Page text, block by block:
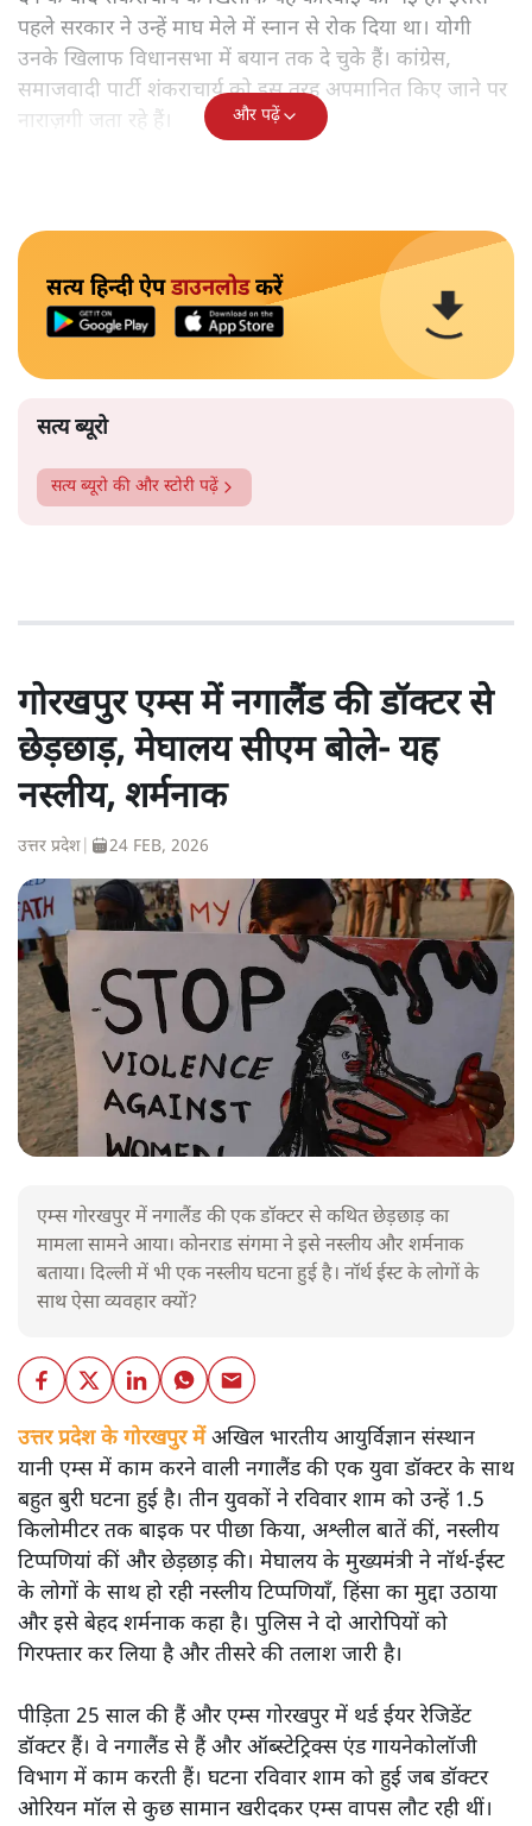
पहले सरकार ने उन्हें माघ मेले में स्नान से रोक दिया था। योगी
उनके खिलाफ विधानसभा में बयान तक दे चुके हैं। कांग्रेस,
समाजवादी पार्टी शंकराचार्य को इस तरह अपमानित किए जाने पर
नाराज़गी जता रहे हैं।
और पढ़ें
सत्य हिन्दी ऐपडाउनलोडकरें
सत्य ब्यूरो
सत्य ब्यूरो की और स्टोरी पढ़ें
गोरखपुर एम्स में नगालैंड की डॉक्टर से
छेड़छाड़, मेघालय सीएम बोले- यह
नस्लीय, शर्मनाक
उत्तर प्रदेश 24 FEB, 2026
एम्स गोरखपुर में नगालैंड की एक डॉक्टर से कथित छेड़छाड़ का
मामला सामने आया। कोनराड संगमा ने इसे नस्लीय और शर्मनाक
बताया। दिल्ली में भी एक नस्लीय घटना हुई है। नॉर्थ ईस्ट के लोगों के
साथ ऐसा व्यवहार क्यों?
उत्तर प्रदेश के गोरखपुर मेंअखिल भारतीय आयुर्विज्ञान संस्थान
यानी एम्स में काम करने वाली नगालैंड की एक युवा डॉक्टर के साथ
बहुत बुरी घटना हुई है। तीन युवकों ने रविवार शाम को उन्हें 1.5
किलोमीटर तक बाइक पर पीछा किया, अश्लील बातें कीं, नस्लीय
टिप्पणियां कीं और छेड़छाड़ की। मेघालय के मुख्यमंत्री ने नॉर्थ-ईस्ट
के लोगों के साथ हो रही नस्लीय टिप्पणियाँ, हिंसा का मुद्दा उठाया
और इसे बेहद शर्मनाक कहा है। पुलिस ने दो आरोपियों को
गिरफ्तार कर लिया है और तीसरे की तलाश जारी है।
पीड़िता 25 साल की हैं और एम्स गोरखपुर में थर्ड ईयर रेजिडेंट
डॉक्टर हैं। वे नगालैंड से हैं और ऑब्स्टेट्रिक्स एंड गायनेकोलॉजी
विभाग में काम करती हैं। घटना रविवार शाम को हुई जब डॉक्टर
ओरियन मॉल से कुछ सामान खरीदकर एम्स वापस लौट रही थीं।